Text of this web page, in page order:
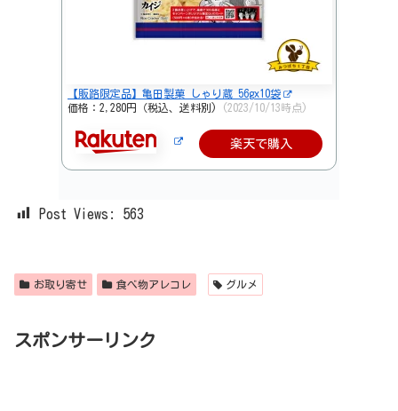
【販路限定品】亀田製菓 しゃり蔵 56gx10袋
価格：2,280円（税込、送料別)
(2023/10/13時点)
楽天で購入
Post Views: 563
お取り寄せ 食べ物アレコレ グルメ
スポンサーリンク